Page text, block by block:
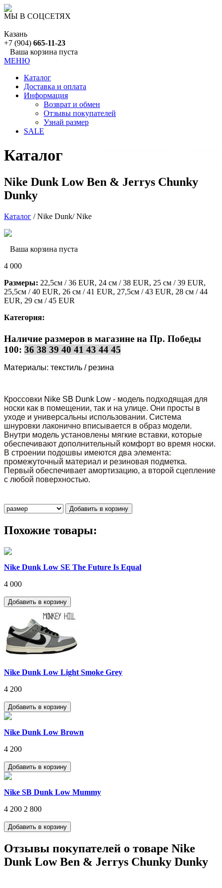
МЫ В СОЦСЕТЯХ
Казань
+7 (904) 665-11-23
Ваша корзина пуста
МЕНЮ
Каталог
Доставка и оплата
Информация
Возврат и обмен
Отзывы покупателей
Узнай размер
SALE
Каталог
Nike Dunk Low Ben & Jerrys Chunky
Dunky
Каталог / Nike Dunk/ Nike
Ваша корзина пуста
4 000
Размеры: 22,5см / 36 EUR, 24 см / 38 EUR, 25 см / 39 EUR,
25,5см / 40 EUR, 26 см / 41 EUR, 27,5см / 43 EUR, 28 см / 44
EUR, 29 см / 45 EUR
Категория:
Наличие размеров в магазине на Пр. Победы
100: 36 38 39 40 41 43 44 45
Материалы: текстиль / резина
Кроссовки Nike SB Dunk Low - модель подходящая для
носки как в помещении, так и на улице. Они просты в
уходе и универсальны использовании. Система
шнуровки лаконично вписывается в образ модели.
Внутри модель установлены мягкие вставки, которые
обеспечивают дополнительный комфорт во время носки.
В строении подошвы имеются два элемента:
промежуточный материал и резиновая подметка.
Первый обеспечивает амортизацию, а второй сцепление
с любой поверхностью.
Похожие товары:
Nike Dunk Low SE The Future Is Equal
4 000
Nike Dunk Low Light Smoke Grey
4 200
Nike Dunk Low Brown
4 200
Nike SB Dunk Low Mummy
4 200 2 800
Отзывы покупателей о товаре Nike
Dunk Low Ben & Jerrys Chunky Dunky